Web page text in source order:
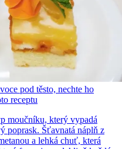
pod těsto, nechte ho
receptu
moučníku, který vypadá
poprask. Šťavnatá náplň z
a lehká chuť, která